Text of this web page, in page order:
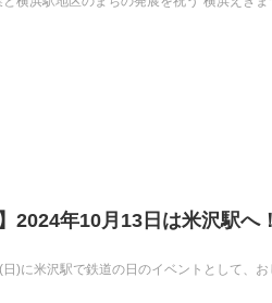
】2024年10月13日は米沢駅
)に米沢駅で鉄道の日のイベントとして、